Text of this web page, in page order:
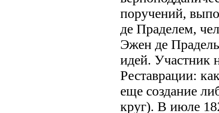
поручений,
де Праделем,
Эжен де
идей. Участник
Реставрации:
еще создание
круг). В июле